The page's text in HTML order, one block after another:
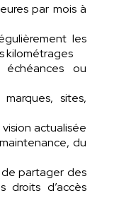
par mois à
les
kilométrages
ou
sites,
actualisée
du
partager des
droits d’accès